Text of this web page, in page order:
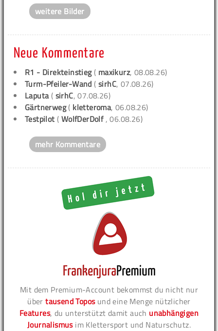
weitere Bilder
Neue Kommentare
R1 - Direkteinstieg( maxikurz, 08.08.26)
Turm-Pfeiler-Wand (sirhC, 07.08.26)
Laputa( sirhC, 07.08.26)
Gärtnerweg( kletteroma, 06.08.26)
Testpilot ( WolfDerDolf , 06.08.26)
mehr Kommentare
Mit dem Premium-Account bekommst du nicht nur
übertausend Toposund eine Menge nützlicher
Features, du unterstützt damit auch unabhängigen
Journalismusim Klettersport und Naturschutz.